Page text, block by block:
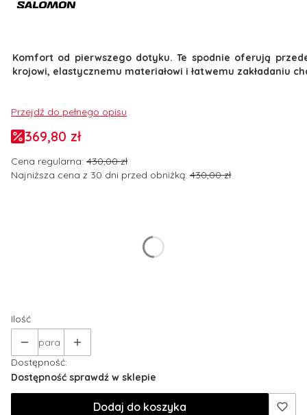
Komfort od pierwszego dotyku. Te spodnie oferują
krojowi, elastycznemu materiałowi i łatwemu zakładaniu
Przejdź do pełnego opisu
369,80 zł
Cena regularna: 430,00 zł
Najniższa cena z 30 dni przed obniżką: 430,00 zł
Ilość
para
Dostępność:
Dostępność sprawdź w sklepie
Dodaj do koszyka